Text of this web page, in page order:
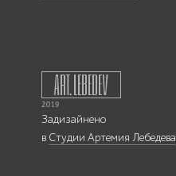
Задизайнено
в Студии Артемия Лебедева